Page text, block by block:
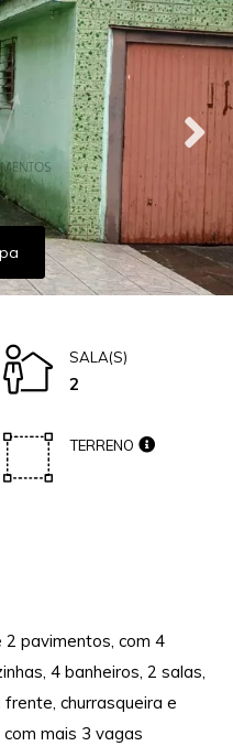
SALA(S)
2
TERRENO
2 pavimentos, com 4
4 banheiros, 2 salas,
churrasqueira e
mais 3 vagas